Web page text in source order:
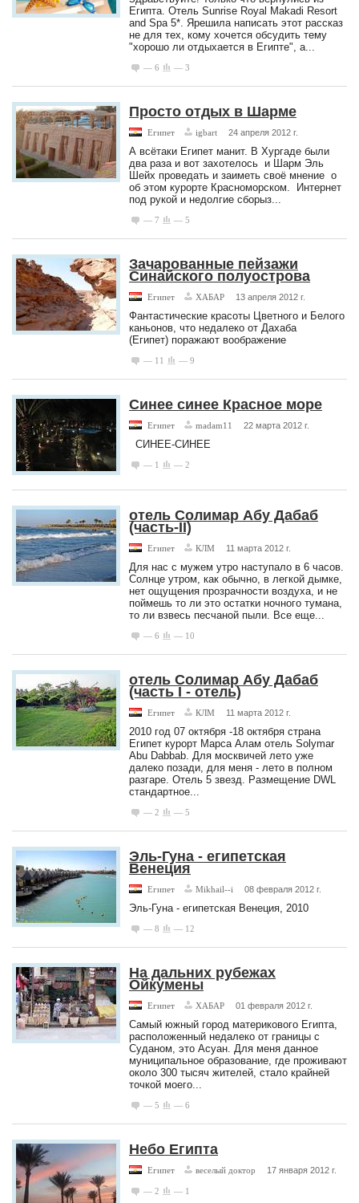
Египта. Отель Sunrise Royal Makadi Resort
and Spa 5*. Ярешила написать этот рассказ
не для тех, кому хочется обсудить тему
"хорошо ли отдыхается в Египте", а...
— 6 — 3
Просто отдых в Шарме
Египет igbart 24 апреля 2012 г.
А всётаки Египет манит. В Хургаде были
два раза и вот захотелось и Шарм Эль
Шейх проведать и заиметь своё мнение о
об этом курорте Красноморском. Интернет
под рукой и недолгие сборыз...
— 7 — 5
Зачарованные пейзажи
Синайского полуострова
Египет ХАБАР 13 апреля 2012 г.
Фантастические красоты Цветного и Белого
каньонов, что недалеко от Дахаба
(Египет) поражают воображение
— 11 — 9
Синее синее Красное море
Египет madam11 22 марта 2012 г.
СИНЕЕ-СИНЕЕ
— 1 — 2
отель Солимар Абу Дабаб
(часть-II)
Египет КЛМ 11 марта 2012 г.
Для нас с мужем утро наступало в 6 часов.
Солнце утром, как обычно, в легкой дымке,
нет ощущения прозрачности воздуха, и не
поймешь то ли это остатки ночного тумана,
то ли взвесь песчаной пыли. Все еще...
— 6 — 10
отель Солимар Абу Дабаб
(часть I - отель)
Египет КЛМ 11 марта 2012 г.
2010 год 07 октября -18 октября страна
Египет курорт Марса Алам отель Solymar
Abu Dabbab. Для москвичей лето уже
далеко позади, для меня - лето в полном
разгаре. Отель 5 звезд. Размещение DWL
стандартное...
— 2 — 5
Эль-Гуна - египетская
Венеция
Египет Mikhail--i 08 февраля 2012 г.
Эль-Гуна - египетская Венеция, 2010
— 8 — 12
На дальних рубежах
Ойкумены
Египет ХАБАР 01 февраля 2012 г.
Самый южный город материкового Египта,
расположенный недалеко от границы с
Суданом, это Асуан. Для меня данное
муниципальное образование, где проживают
около 300 тысяч жителей, стало крайней
точкой моего...
— 5 — 6
Небо Египта
Египет веселый доктор 17 января 2012 г.
— 2 — 1